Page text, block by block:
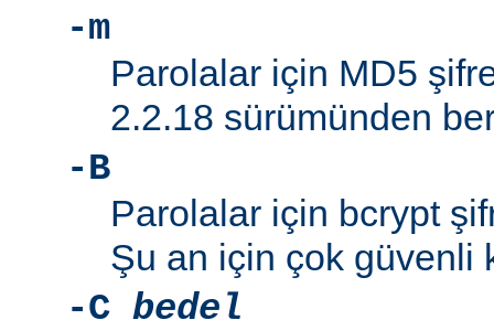
-m
Parolalar için MD5
2.2.18 sürümünden
-B
Parolalar için bcrypt
Şu an için çok güvenli
-C bedel